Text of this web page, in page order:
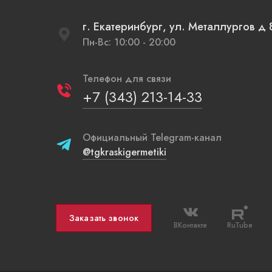
г. Екатеринбург, ул. Металлургов
Пн-Вс: 10:00 - 20:00
Телефон для связи
+7 (343) 213-14-33
Официальный Telegram-канал
@tgkraskigermetiki
Заказать звонок
ВКонтакте RuTube